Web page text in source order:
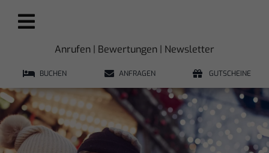
Inhalt
Anrufen | Bewertungen | Newsletter
BUCHEN ANFRAGEN GUTSCHEINE